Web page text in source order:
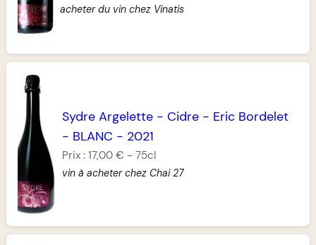
acheter du vin chez Vinatis
Sydre Argelette - Cidre - Eric Bordelet
- BLANC - 2021
Prix :17,00 € -75cl
vin à acheter chez Chai 27